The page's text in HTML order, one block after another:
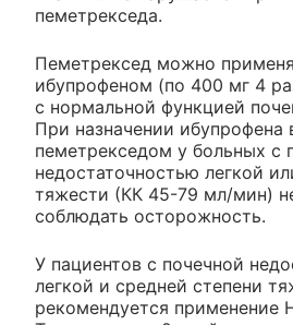
пеметрекседа.
Пеметрексед можно
ибупрофеном (по 400 мг 4
с нормальной функцией
При назначении ибупрофена
пеметрекседом у больных с
недостаточностью легкой
тяжести (КК 45-79 мл/мин)
соблюдать осторожность.
У пациентов с почечной
легкой и средней степени
рекомендуется применение